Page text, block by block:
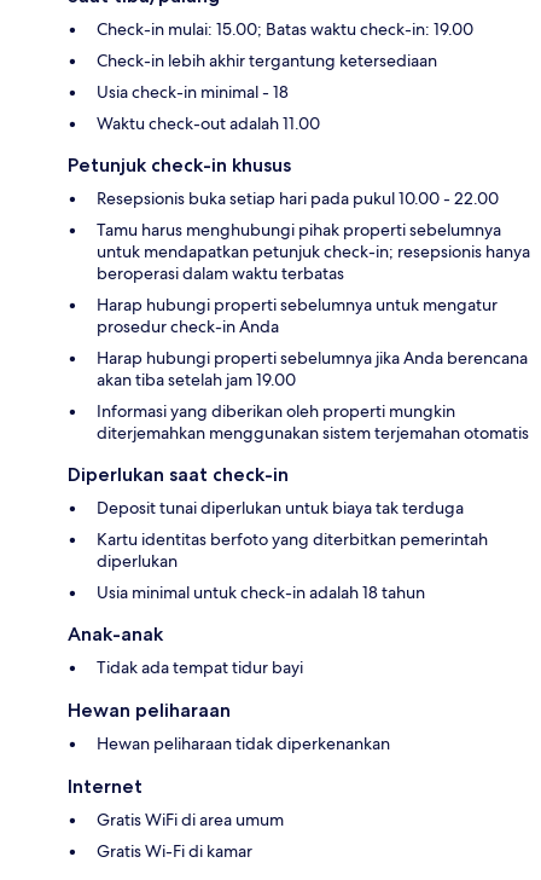
Check-in mulai: 15.00; Batas waktu check-in: 19.00
Check-in lebih akhir tergantung ketersediaan
Usia check-in minimal - 18
Waktu check-out adalah 11.00
Petunjuk check-in khusus
Resepsionis buka setiap hari pada pukul 10.00 - 22.00
Tamu harus menghubungi pihak properti sebelumnya
untuk mendapatkan petunjuk check-in; resepsionis hanya
beroperasi dalam waktu terbatas
Harap hubungi properti sebelumnya untuk mengatur
prosedur check-in Anda
Harap hubungi properti sebelumnya jika Anda berencana
akan tiba setelah jam 19.00
Informasi yang diberikan oleh properti mungkin
diterjemahkan menggunakan sistem terjemahan otomatis
Diperlukan saat check-in
Deposit tunai diperlukan untuk biaya tak terduga
Kartu identitas berfoto yang diterbitkan pemerintah
diperlukan
Usia minimal untuk check-in adalah 18 tahun
Anak-anak
Tidak ada tempat tidur bayi
Hewan peliharaan
Hewan peliharaan tidak diperkenankan
Internet
Gratis WiFi di area umum
Gratis Wi-Fi di kamar